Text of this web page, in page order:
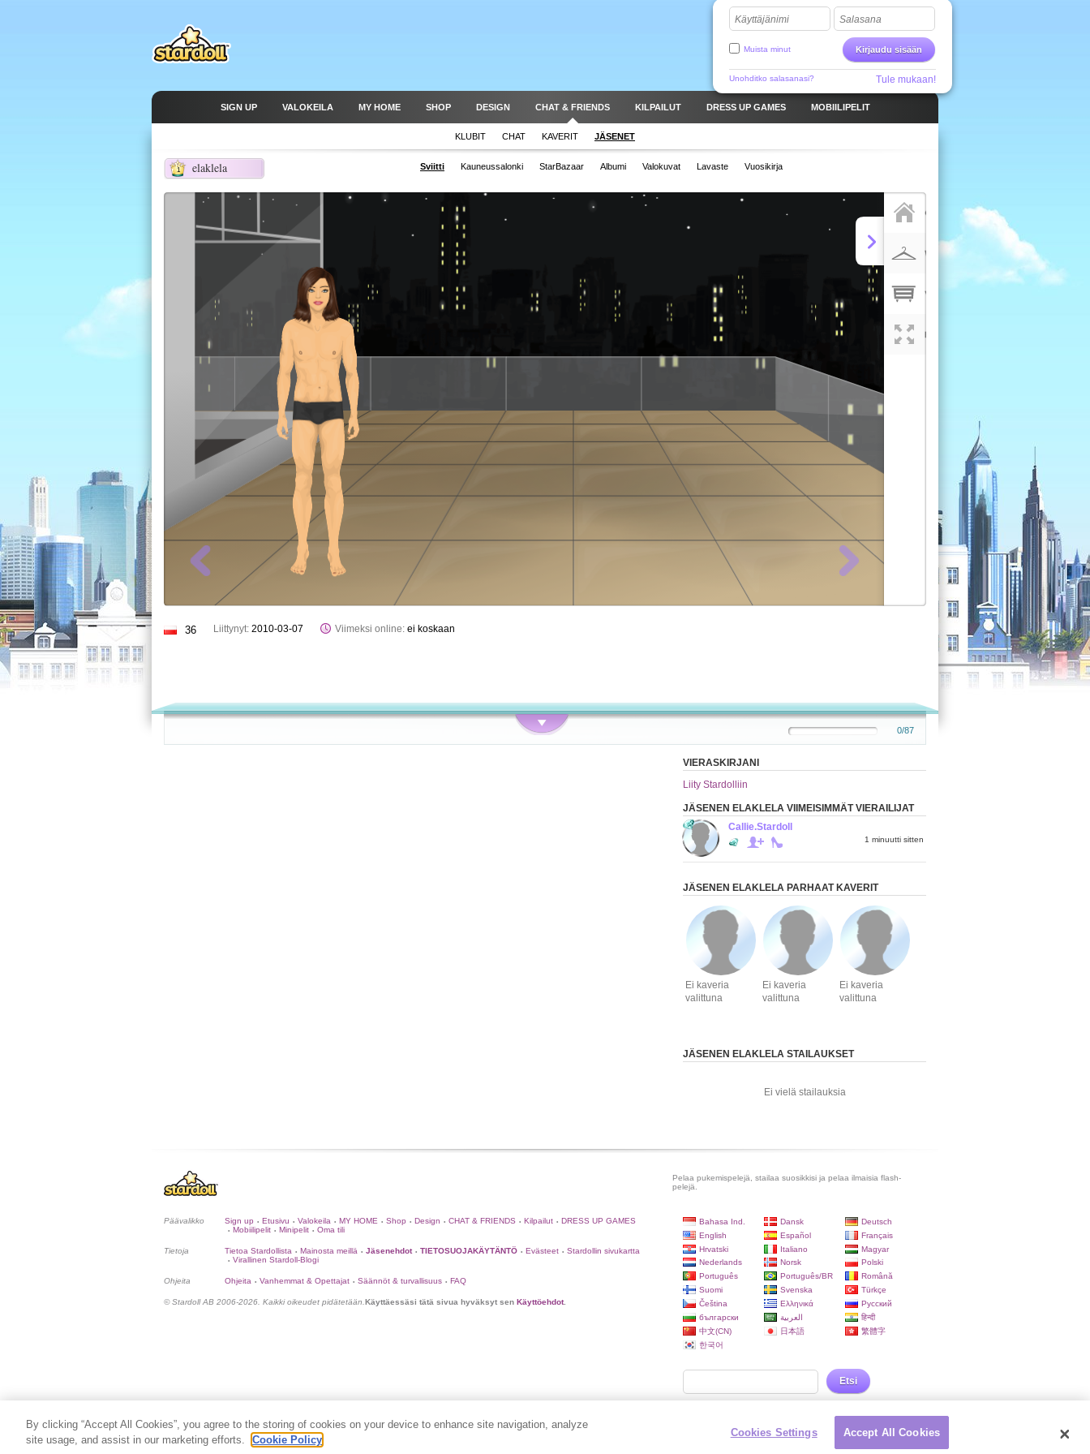
Käyttäjänimi Salasana
Kirjaudu sisään
Muista minut
Unohditko salasanasi? Tule mukaan!
SIGN UP VALOKEILA MY HOME SHOP DESIGN CHAT & FRIENDS KILPAILUT DRESS UP GAMES MOBIILIPELIT
KLUBIT CHAT KAVERIT JÄSENET
elaklela
1 Sviitti Kauneussalonki StarBazaar Albumi Valokuvat Lavaste Vuosikirja
36 Liittynyt: 2010-03-07 Viimeksi online: ei koskaan
0/87
VIERASKIRJANI
Liity Stardolliin
JÄSENEN ELAKLELA VIIMEISIMMÄT VIERAILIJAT
Callie.Stardoll
1 minuutti sitten
JÄSENEN ELAKLELA PARHAAT KAVERIT
Ei kaveria
valittuna
Ei kaveria
valittuna
Ei kaveria
valittuna
JÄSENEN ELAKLELA STAILAUKSET
Ei vielä stailauksia
Pelaa pukemispelejä, stailaa suosikkisi ja pelaa ilmaisia flash-
pelejä.
Päävalikko Sign up • Etusivu • Valokeila • MY HOME • Shop • Design • CHAT & FRIENDS • Kilpailut • DRESS UP GAMES
• Mobiilipelit • Minipelit • Oma tili
Tietoja Tietoa Stardollista • Mainosta meillä • Jäsenehdot • TIETOSUOJAKÄYTÄNTÖ • Evästeet • Stardollin sivukartta
• Virallinen Stardoll-Blogi
Ohjeita Ohjeita • Vanhemmat & Opettajat • Säännöt & turvallisuus • FAQ
© Stardoll AB 2006-2026. Kaikki oikeudet pidätetään. Käyttäessäsi tätä sivua hyväksyt sen Käyttöehdot.
Bahasa Ind. Dansk
Deutsch
English
Español
Français
Hrvatski
Italiano
Magyar
Nederlands
Norsk
Polski
Português
Português/BR
Română
Suomi
Svenska
Türkçe
Čeština
Ελληνικά
Русский
български
العربية
हिन्दी
中文(CN)
日本語
繁體字
한국어
Etsi
By clicking “Accept All Cookies”, you agree to the storing of cookies on your device to enhance site navigation, analyze
site usage, and assist in our marketing efforts.
Cookie Policy
Cookies Settings Accept All Cookies